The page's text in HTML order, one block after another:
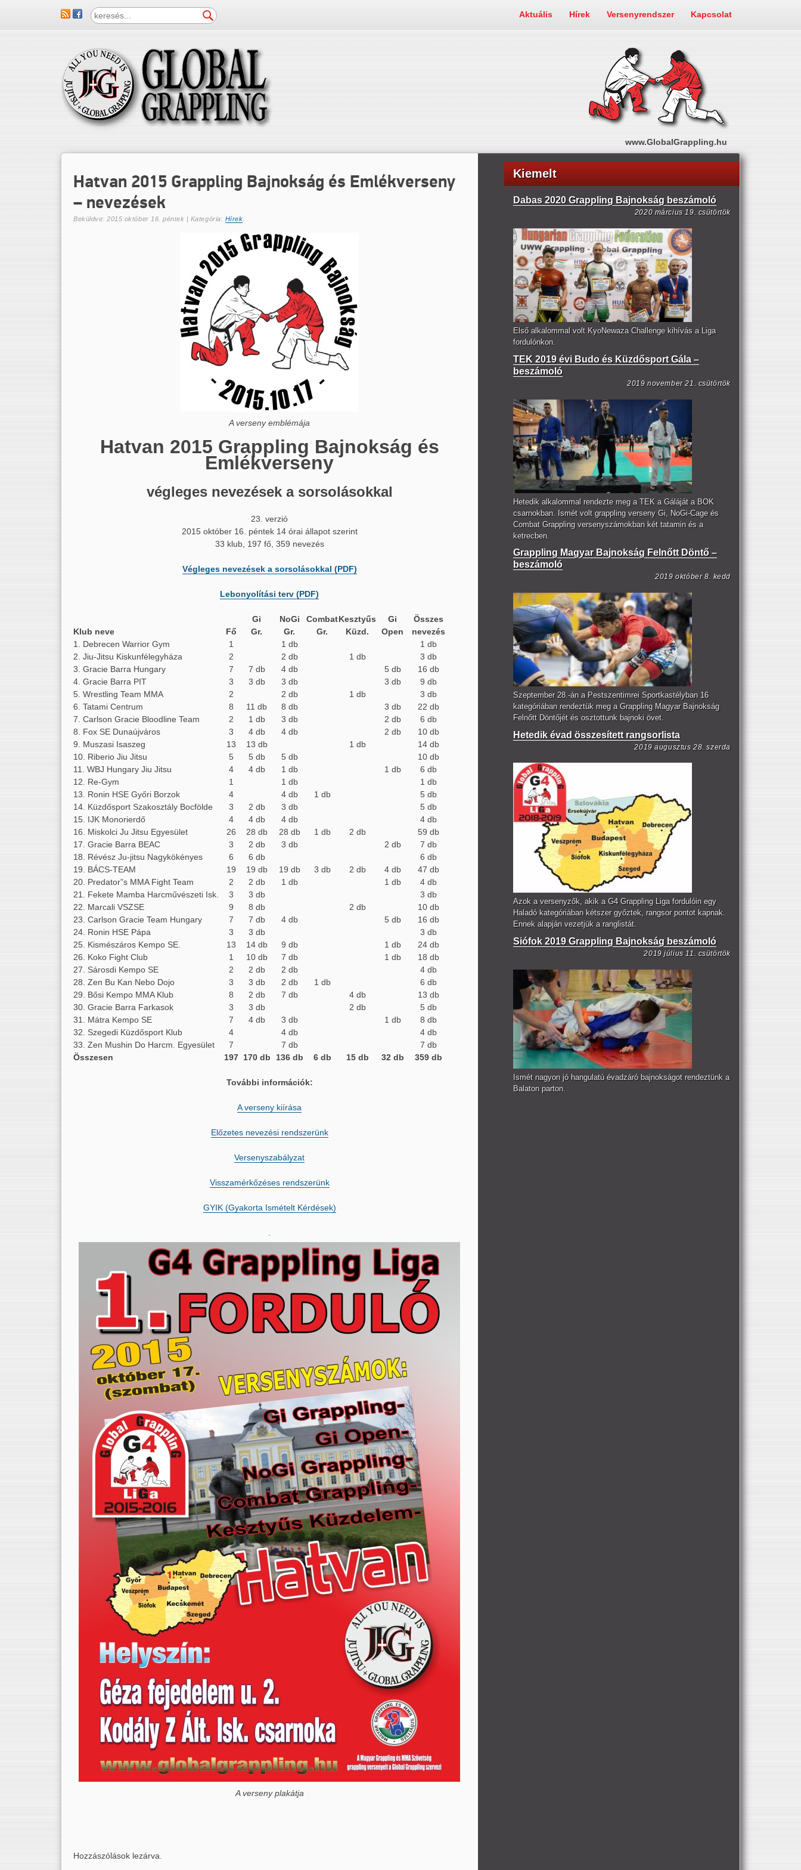
www.GlobalGrappling.hu
Aktuális Hírek Versenyrendszer Kapcsolat
Hatvan 2015 Grappling Bajnokság és Emlékverseny
– nevezések
Beküldve:2015 október 16. péntek | Kategória: Hírek
A verseny emblémája
Hatvan 2015 Grappling Bajnokság és
Emlékverseny
végleges nevezések a sorsolásokkal
23. verzió
2015 október 16. péntek 14 órai állapot szerint
33 klub, 197 fő, 359 nevezés
Végleges nevezések a sorsolásokkal (PDF)
Lebonyolítási terv (PDF)
Klub neve Fő
Gi
Gr.
NoGi
Gr.
Combat
Gr.
Kesztyűs
Küzd.
Gi
Open
Összes
nevezés
1. Debrecen Warrior Gym
1 1 db
1 db
2. Jiu-Jitsu Kiskunfélegyháza
2 2 db 1 db
3 db
3. Gracie Barra Hungary
7 7 db 4 db 5 db
16 db
4. Gracie Barra PIT
3 3 db 3 db 3 db
9 db
5. Wrestling Team MMA
2 2 db 1 db
3 db
6. Tatami Centrum
8 11 db 8 db 3 db
22 db
7. Carlson Gracie Bloodline Team
2 1 db 3 db 2 db
6 db
8. Fox SE Dunaújváros
3 4 db 4 db 2 db
10 db
9. Muszasi Isaszeg
13 13 db 1 db
14 db
10. Riberio Jiu Jitsu
5 5 db 5 db
10 db
11. WBJ Hungary Jiu Jitsu
4 4 db 1 db 1 db
6 db
12. Re-Gym
1 1 db
1 db
13. Ronin HSE Győri Borzok
4 4 db 1 db
5 db
14. Küzdősport Szakosztály Bocfölde
3 2 db 3 db
5 db
15. IJK Monorierdő
4 4 db 4 db
4 db
16. Miskolci Ju Jitsu Egyesület
26 28 db 28 db 1 db 2 db
59 db
17. Gracie Barra BEAC
3 2 db 3 db 2 db
7 db
18. Révész Ju-jitsu Nagykökényes
6 6 db
6 db
19. BÁCS-TEAM
19 19 db 19 db 3 db 2 db 4 db
47 db
20. Predator”s MMA Fight Team
2 2 db 1 db 1 db
4 db
21. Fekete Mamba Harcművészeti Isk.
3 3 db
3 db
22. Marcali VSZSE
9 8 db 2 db
10 db
23. Carlson Gracie Team Hungary
7 7 db 4 db 5 db
16 db
24. Ronin HSE Pápa
3 3 db
3 db
25. Kismészáros Kempo SE.
13 14 db 9 db 1 db
24 db
26. Koko Fight Club
1 10 db 7 db 1 db
18 db
27. Sárosdi Kempo SE
2 2 db 2 db
4 db
28. Zen Bu Kan Nebo Dojo
3 3 db 2 db 1 db
6 db
29. Bősi Kempo MMA Klub
8 2 db 7 db 4 db
13 db
30. Gracie Barra Farkasok
3 3 db 2 db
5 db
31. Mátra Kempo SE
7 4 db 3 db 1 db
8 db
32. Szegedi Küzdősport Klub
4 4 db
4 db
33. Zen Mushin Do Harcm. Egyesület
7 7 db
7 db
Összesen
197 170 db 136 db 6 db 15 db 32 db 359 db
További információk:
A verseny kiírása
Előzetes nevezési rendszerünk
Versenyszabályzat
Visszamérkőzéses rendszerünk
GYIK (Gyakorta Ismételt Kérdések)
A verseny plakátja
Hozzászólások lezárva.
Kiemelt
Dabas 2020 Grappling Bajnokság beszámoló
2020 március 19. csütörtök
Első alkalommal volt KyoNewaza Challenge kihívás a Liga
fordulónkon.
TEK 2019 évi Budo és Küzdősport Gála –
beszámoló
2019 november 21. csütörtök
Hetedik alkalommal rendezte meg a TEK a Gáláját a BOK
csarnokban. Ismét volt grappling verseny Gi, NoGi-Cage és
Combat Grappling versenyszámokban két tatamin és a
ketrecben.
Grappling Magyar Bajnokság Felnőtt Döntő –
beszámoló
2019 október 8. kedd
Szeptember 28.-án a Pestszentimrei Sportkastélyban 16
kategóriában rendeztük meg a Grappling Magyar Bajnokság
Felnőtt Döntőjét és osztottunk bajnoki övet.
Hetedik évad összesített rangsorlista
2019 augusztus 28. szerda
Azok a versenyzők, akik a G4 Grappling Liga fordulóin egy
Haladó kategóriában kétszer győztek, rangsor pontot kapnak.
Ennek alapján vezetjük a ranglistát.
Siófok 2019 Grappling Bajnokság beszámoló
2019 július 11. csütörtök
Ismét nagyon jó hangulatú évadzáró bajnokságot rendeztünk a
Balaton parton.